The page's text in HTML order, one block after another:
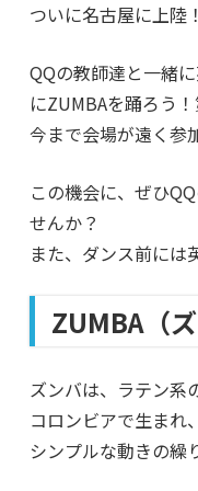
ついに名古屋に上陸
QQの教師達と一緒
にZUMBAを踊ろう！
今まで会場が遠く参
この機会に、ぜひ
せんか？
また、ダンス前には
ZUMBA（
ズンバは、ラテン系
コロンビアで生まれ
シンプルな動きの繰